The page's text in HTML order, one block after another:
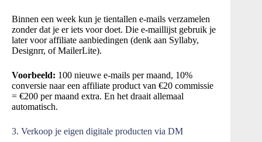
Binnen een week kun je tientallen e-mails verzamelen
zonder dat je er iets voor doet. Die e-maillijst gebruik je
later voor affiliate aanbiedingen (denk aan Syllaby,
Designrr, of MailerLite).
Voorbeeld: 100 nieuwe e-mails per maand, 10%
conversie naar een affiliate product van €20 commissie
= €200 per maand extra. En het draait allemaal
automatisch.
3. Verkoop je eigen digitale producten via DM